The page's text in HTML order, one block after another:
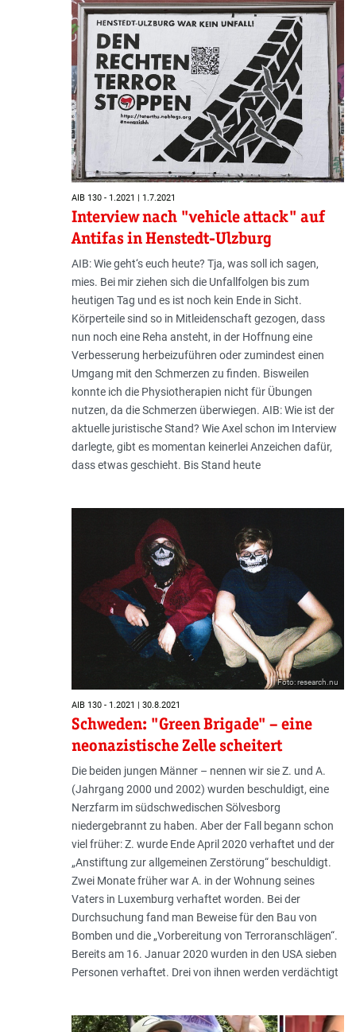
AIB 130 - 1.2021 | 1.7.2021
Interview nach "vehicle attack" auf
Antifas in Henstedt-Ulzburg
AIB: Wie geht‘s euch heute? Tja, was soll ich sagen,
mies. Bei mir ziehen sich die Unfallfolgen bis zum
heutigen Tag und es ist noch kein Ende in Sicht.
Körperteile sind so in Mitleidenschaft gezogen, dass
nun noch eine Reha ansteht, in der Hoffnung eine
Verbesserung herbeizuführen oder zumindest einen
Umgang mit den Schmerzen zu finden. Bisweilen
konnte ich die Physiotherapien nicht für Übungen
nutzen, da die Schmerzen überwiegen. AIB: Wie ist der
aktuelle juristische Stand? Wie Axel schon im Interview
darlegte, gibt es momentan keinerlei Anzeichen dafür,
dass etwas geschieht. Bis Stand heute
Foto: research.nu
AIB 130 - 1.2021 | 30.8.2021
Schweden: "Green Brigade" – eine
neonazistische Zelle scheitert
Die beiden jungen Männer – nennen wir sie Z. und A.
(Jahrgang 2000 und 2002) wurden beschuldigt, eine
Nerzfarm im südschwedischen Sölvesborg
niedergebrannt zu haben. Aber der Fall begann schon
viel früher: Z. wurde Ende April 2020 verhaftet und der
„Anstiftung zur allgemeinen Zerstörung“ beschuldigt.
Zwei Monate früher war A. in der Wohnung seines
Vaters in Luxemburg verhaftet worden. Bei der
Durchsuchung fand man Beweise für den Bau von
Bomben und die „Vorbereitung von Terroranschlägen“.
Bereits am 16. Januar 2020 wurden in den USA sieben
Personen verhaftet. Drei von ihnen werden verdächtigt